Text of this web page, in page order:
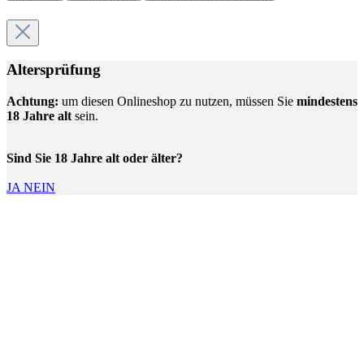
Altersprüfung
Achtung: um diesen Onlineshop zu nutzen, müssen Sie mindestens
18 Jahre alt sein.
Sind Sie 18 Jahre alt oder älter?
JA NEIN